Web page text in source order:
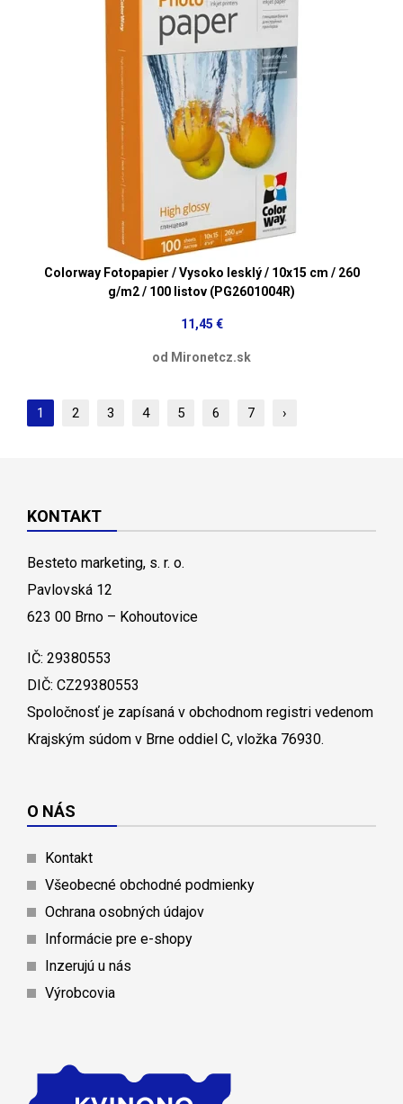
Colorway Fotopapier / Vysoko lesklý / 10x15 cm / 260
g/m2 / 100 listov (PG2601004R)
11,45 €
od Mironetcz.sk
1 2 3 4 5 6 7 ›
KONTAKT
Besteto marketing, s. r. o.
Pavlovská 12
623 00 Brno – Kohoutovice
IČ: 29380553
DIČ: CZ29380553
Spoločnosť je zapísaná v obchodnom registri vedenom
Krajským súdom v Brne oddiel C, vložka 76930.
O NÁS
Kontakt
Všeobecné obchodné podmienky
Ochrana osobných údajov
Informácie pre e-shopy
Inzerujú u nás
Výrobcovia